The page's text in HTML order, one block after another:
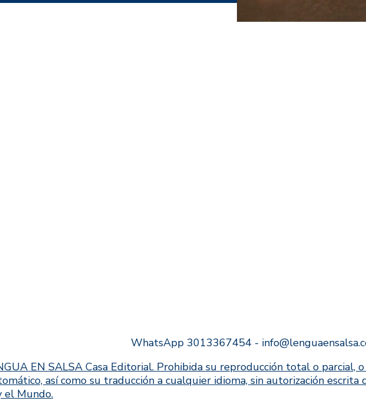
WhatsApp 3013367454 -
EN SALSA Casa Editorial. Prohibida su reproducción total o
así como su traducción a cualquier idioma, sin autorización
el Mundo.